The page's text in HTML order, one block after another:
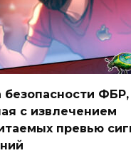
ФБР,
с извлечением
превью